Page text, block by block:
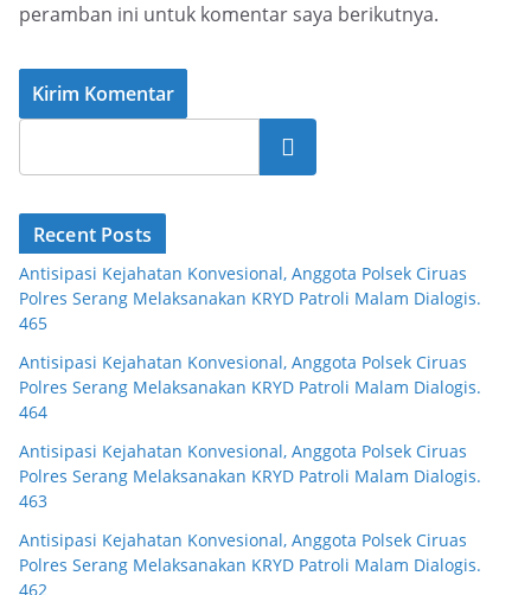
peramban ini untuk komentar saya berikutnya.
Cari
Recent Posts
Antisipasi Kejahatan Konvesional, Anggota Polsek Ciruas
Polres Serang Melaksanakan KRYD Patroli Malam Dialogis.
465
Antisipasi Kejahatan Konvesional, Anggota Polsek Ciruas
Polres Serang Melaksanakan KRYD Patroli Malam Dialogis.
464
Antisipasi Kejahatan Konvesional, Anggota Polsek Ciruas
Polres Serang Melaksanakan KRYD Patroli Malam Dialogis.
463
Antisipasi Kejahatan Konvesional, Anggota Polsek Ciruas
Polres Serang Melaksanakan KRYD Patroli Malam Dialogis.
462